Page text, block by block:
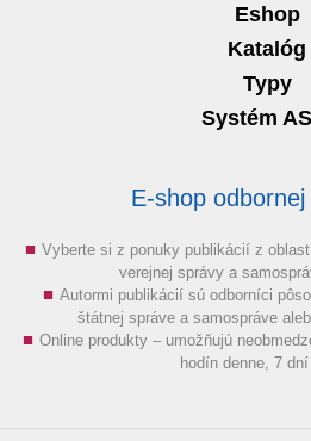
Eshop
Katalóg
Typy
Systém
E-shop
Vyberte si z ponuky publikácií z
verejnej správy a
Autormi publikácií sú odborníci
štátnej správe a samospráve
Online produkty – umožňujú
hodín denne, 7